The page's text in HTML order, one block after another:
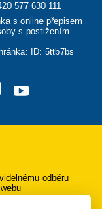
577 630 111
s online přepisem
s postižením
ID: 5ttb7bs
odběru